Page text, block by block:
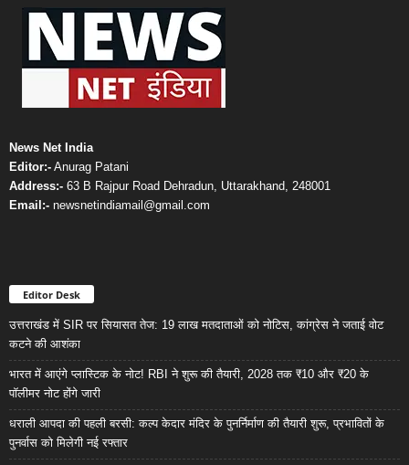
News Net India
Editor:- Anurag Patani
Address:- 63 B Rajpur Road Dehradun, Uttarakhand, 248001
Email:- newsnetindiamail@gmail.com
Editor Desk
उत्तराखंड में SIR पर सियासत तेज: 19 लाख मतदाताओं को नोटिस, कांग्रेस ने जताई वोट
कटने की आशंका
भारत में आएंगे प्लास्टिक के नोट! RBI ने शुरू की तैयारी, 2028 तक ₹10 और ₹20 के
पॉलीमर नोट होंगे जारी
धराली आपदा की पहली बरसी: कल्प केदार मंदिर के पुनर्निर्माण की तैयारी शुरू, प्रभावितों के
पुनर्वास को मिलेगी नई रफ्तार